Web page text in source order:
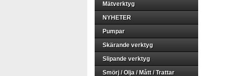
Mätverktyg
NYHETER
Pumpar
Skärande verktyg
Slipande verktyg
Smörj / Olja / Mått / Trattar